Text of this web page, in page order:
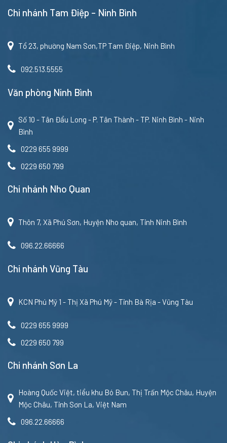
Chi nhánh Tam Điệp – Ninh Bình
Tổ 23, phường Nam Sơn,TP Tam Điệp, Ninh Bình
092.513.5555
Văn phòng Ninh Bình
Số 10 - Tân Đẩu Long - P. Tân Thành - TP. Ninh Bình - Ninh
Bình
0229 655 9999
0229 650 799
Chi nhánh Nho Quan
Thôn 7, Xã Phú Sơn, Huyện Nho quan, Tỉnh Ninh Bình
096.22.66666
Chi nhánh Vũng Tàu
KCN Phú Mỹ 1 - Thị Xã Phú Mỹ - Tỉnh Bà Rịa - Vũng Tàu
0229 655 9999
0229 650 799
Chi nhánh Sơn La
Hoàng Quốc Việt, tiểu khu Bó Bun, Thị Trấn Mộc Châu, Huyện
Mộc Châu, Tỉnh Sơn La, Việt Nam
096.22.66666